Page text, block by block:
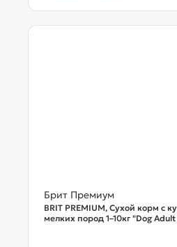
Брит Премиум
BRIT PREMIUM, Сухой корм с
мелких пород 1–10кг "Dog